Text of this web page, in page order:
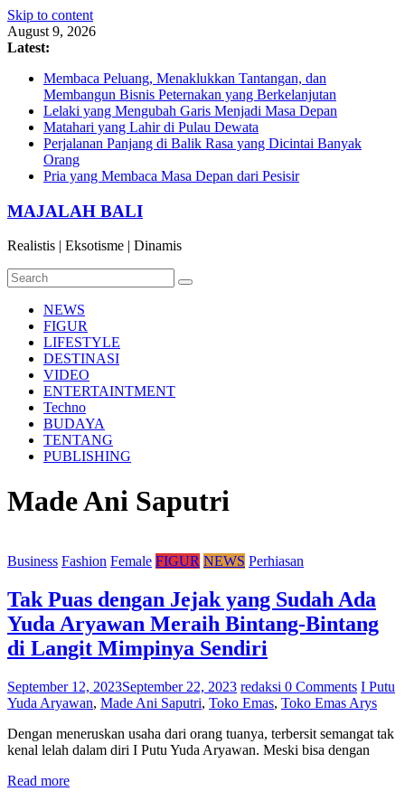
Skip to content
August 9, 2026
Latest:
Membaca Peluang, Menaklukkan Tantangan, dan
Membangun Bisnis Peternakan yang Berkelanjutan
Lelaki yang Mengubah Garis Menjadi Masa Depan
Matahari yang Lahir di Pulau Dewata
Perjalanan Panjang di Balik Rasa yang Dicintai Banyak
Orang
Pria yang Membaca Masa Depan dari Pesisir
MAJALAH BALI
Realistis | Eksotisme | Dinamis
NEWS
FIGUR
LIFESTYLE
DESTINASI
VIDEO
ENTERTAINTMENT
Techno
BUDAYA
TENTANG
PUBLISHING
Made Ani Saputri
Business Fashion Female FIGUR NEWS Perhiasan
Tak Puas dengan Jejak yang Sudah Ada
Yuda Aryawan Meraih Bintang-Bintang
di Langit Mimpinya Sendiri
September 12, 2023September 22, 2023 redaksi 0 Comments I Putu
Yuda Aryawan, Made Ani Saputri, Toko Emas, Toko Emas Arys
Dengan meneruskan usaha dari orang tuanya, terbersit semangat tak
kenal lelah dalam diri I Putu Yuda Aryawan. Meski bisa dengan
Read more